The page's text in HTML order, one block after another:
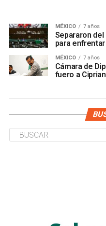
MÉXICO 7 años
Separaron
para
MÉXICO 7 años
Cámara de
fuero a